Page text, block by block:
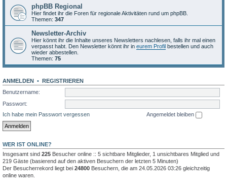
phpBB Regional
Hier findet ihr die Foren für regionale Aktivitäten rund um phpBB.
Themen: 347
Newsletter-Archiv
Hier könnt ihr die Inhalte unseres Newsletters nachlesen, falls ihr mal einen
verpasst habt. Den Newsletter könnt ihr in eurem Profil bestellen und auch
wieder abbestellen.
Themen: 75
ANMELDEN • REGISTRIEREN
Benutzername:
Passwort:
Ich habe mein Passwort vergessen
Angemeldet bleiben
WER IST ONLINE?
Insgesamt sind 225 Besucher online :: 5 sichtbare Mitglieder, 1 unsichtbares Mitglied und
219 Gäste (basierend auf den aktiven Besuchern der letzten 5 Minuten)
Der Besucherrekord liegt bei 24800 Besuchern, die am 24.05.2026 03:26 gleichzeitig
online waren.